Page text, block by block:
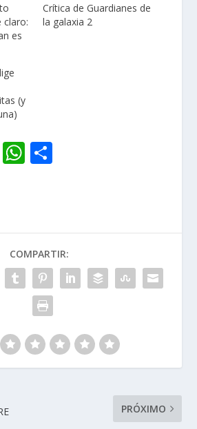
claro:
es
Crítica de Guardianes de
la galaxia 2
(y
T W
A
p
p
ar
ti
r
COMPARTIR:
PRÓXIMO